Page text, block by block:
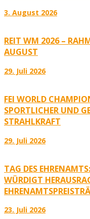
3. August 2026
REIT WM 2026 –
AUGUST
29. Juli 2026
FEI WORLD
PORTLICHER UND
TRAHLKRAFT
29. Juli 2026
TAG DES
WÜRDIGT
23. Juli 2026